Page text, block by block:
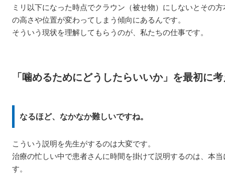
ミリ以下になった時点でクラウン（被せ物）にしないとその
の高さや位置が変わってしまう傾向にあるんです。
そういう現状を理解してもらうのが、私たちの仕事です。
「噛めるためにどうしたらいいか」を最初に
なるほど、なかなか難しいですね。
こういう説明を先生がするのは大変です。
治療の忙しい中で患者さんに時間を掛けて説明するのは、本
す。